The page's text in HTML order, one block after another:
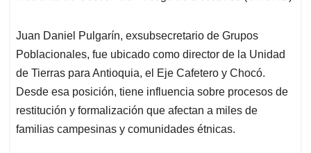
Juan Daniel Pulgarín, exsubsecretario de Grupos
Poblacionales, fue ubicado como director de la Unidad
de Tierras para Antioquia, el Eje Cafetero y Chocó.
Desde esa posición, tiene influencia sobre procesos de
restitución y formalización que afectan a miles de
familias campesinas y comunidades étnicas.